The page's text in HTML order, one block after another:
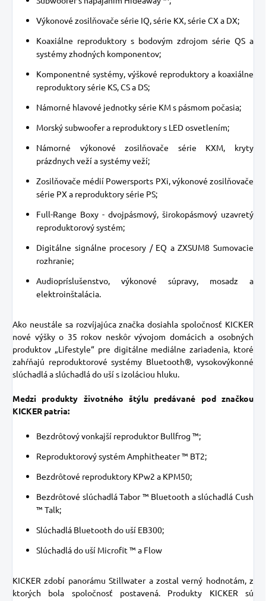
Výkonové zosilňovače série IQ, série KX, série CX a DX;
Koaxiálne reproduktory s bodovým zdrojom série QS a
systémy zhodných komponentov;
Komponentné systémy, výškové reproduktory a koaxiálne
reproduktory série KS, CS a DS;
Námorné hlavové jednotky série KM s pásmom počasia;
Morský subwoofer a reproduktory s LED osvetlením;
Námorné výkonové zosilňovače série KXM, kryty
prázdnych veží a systémy veží;
Zosilňovače médií Powersports PXi, výkonové zosilňovače
série PX a reproduktory série PS;
Full-Range Boxy - dvojpásmový, širokopásmový uzavretý
reproduktorový systém;
Digitálne signálne procesory / EQ a ZXSUM8 Sumovacie
rozhranie;
Audiopríslušenstvo, výkonové súpravy, mosadz a
elektroinštalácia.
Ako neustále sa rozvíjajúca značka dosiahla spoločnosť KICKER
nové výšky o 35 rokov neskôr vývojom domácich a osobných
produktov „Lifestyle“ pre digitálne mediálne zariadenia, ktoré
zahŕňajú reproduktorové systémy Bluetooth®, vysokovýkonné
slúchadlá a slúchadlá do uší s izoláciou hluku.
Medzi produkty životného štýlu predávané pod značkou
KICKER patria:
Bezdrôtový vonkajší reproduktor Bullfrog ™;
Reproduktorový systém Amphitheater ™ BT2;
Bezdrôtové reproduktory KPw2 a KPM50;
Bezdrôtové slúchadlá Tabor ™ Bluetooth a slúchadlá Cush
™ Talk;
Slúchadlá Bluetooth do uší EB300;
Slúchadlá do uší Microfit ™ a Flow
KICKER zdobí panorámu Stillwater a zostal verný hodnotám, z
ktorých bola spoločnosť postavená.
Produkty KICKER sú